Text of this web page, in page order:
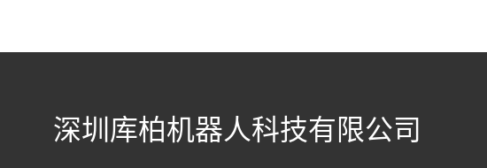
深圳库柏机器人科技有限公司